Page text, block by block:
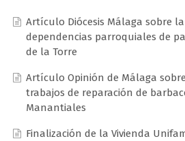
Artículo Diócesis Málaga sobre
dependencias parroquiales de
de la Torre
Artículo Opinión de Málaga
trabajos de reparación de
Manantiales
Finalización de la Vivienda